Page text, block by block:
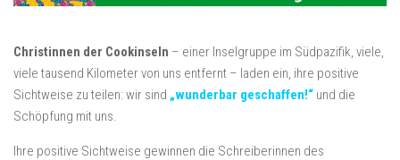
Christinnen der Cookinseln – einer Inselgruppe im Südpazifik, viele,
viele tausend Kilometer von uns entfernt – laden ein, ihre positive
Sichtweise zu teilen: wir sind „wunderbar geschaffen!“ und die
Schöpfung mit uns.
Ihre positive Sichtweise gewinnen die Schreiberinnen des